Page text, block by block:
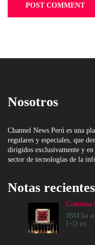
Nosotros
Channel News Perú es una
regulares y especiales, que
dirigidos exclusivamente y
sector de tecnologías de la
Notas recientes
Continua
IBM ha
I+D en...